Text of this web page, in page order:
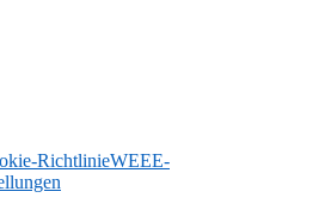
RichtlinieWEEE-